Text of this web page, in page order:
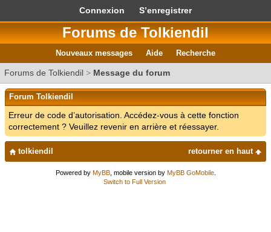
Connexion S’enregistrer
Forums de Tolkiendil
Nouveaux messages Aide Recherche
Forums de Tolkiendil > Message du forum
Forum Tolkiendil
Erreur de code d’autorisation. Accédez-vous à cette fonction
correctement ? Veuillez revenir en arrière et réessayer.
retourner en haut
tolkiendil
Powered by MyBB, mobile version by MyBB GoMobile.
Switch to Full Version